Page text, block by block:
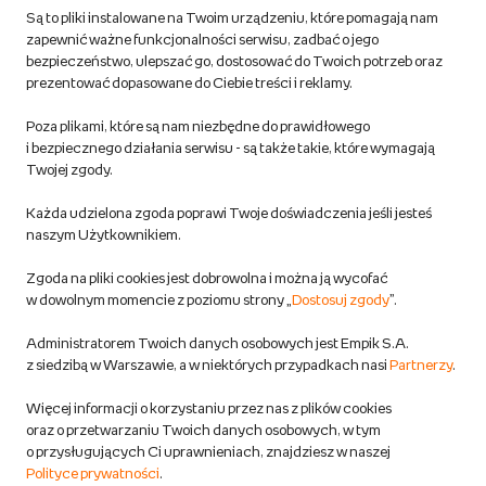
Regulamin empik.com
Pozostałe Regulaminy Empiku
Polityka prywatności empik.com
produktów niebezpiecznych
Dostosuj zgody
Polityka prywatności empik
Raty u partnerów Empiku
Są to pliki instalowane na Twoim urządzeniu, które pomagają nam
zapewnić ważne funkcjonalności serwisu, zadbać o jego
bezpieczeństwo, ulepszać go, dostosować do Twoich potrzeb oraz
prezentować dopasowane do Ciebie treści i reklamy.
Poza plikami, które są nam niezbędne do prawidłowego
i bezpiecznego działania serwisu - są także takie, które wymagają
Twojej zgody.
Każda udzielona zgoda poprawi Twoje doświadczenia jeśli jesteś
naszym Użytkownikiem.
Zgoda na pliki cookies jest dobrowolna i można ją wycofać
w dowolnym momencie z poziomu strony „ Dostosuj zgody”.
Administratorem Twoich danych osobowych jest Empik S.A.
z siedzibą w Warszawie, a w niektórych przypadkach nasi Partnerzy.
Więcej informacji o korzystaniu przez nas z plików cookies
oraz o przetwarzaniu Twoich danych osobowych, w tym
o przysługujących Ci uprawnieniach, znajdziesz w naszej
Polityce prywatności.